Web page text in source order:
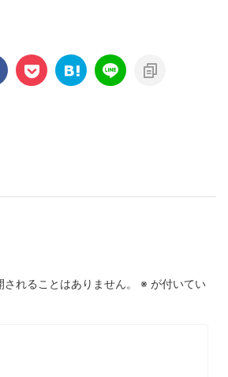
れることはありません。 ※ が付いてい